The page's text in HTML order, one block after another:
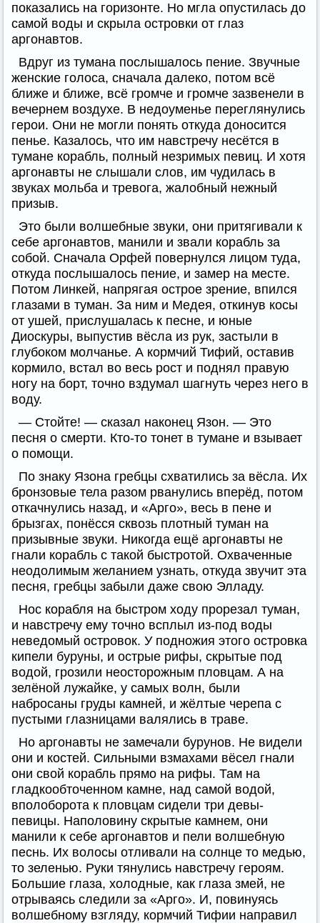
показались на горизонте. Но мгла опустилась до
самой воды и скрыла островки от глаз
аргонавтов.
Вдруг из тумана послышалось пение. Звучные
женские голоса, сначала далеко, потом всё
ближе и ближе, всё громче и громче зазвенели в
вечернем воздухе. В недоуменье переглянулись
герои. Они не могли понять откуда доносится
пенье. Казалось, что им навстречу несётся в
тумане корабль, полный незримых певиц. И хотя
аргонавты не слышали слов, им чудилась в
звуках мольба и тревога, жалобный нежный
призыв.
Это были волшебные звуки, они притягивали к
себе аргонавтов, манили и звали корабль за
собой. Сначала Орфей повернулся лицом туда,
откуда послышалось пение, и замер на месте.
Потом Линкей, напрягая острое зрение, впился
глазами в туман. За ним и Медея, откинув косы
от ушей, прислушалась к песне, и юные
Диоскуры, выпустив вёсла из рук, застыли в
глубоком молчанье. А кормчий Тифий, оставив
кормило, встал во весь рост и поднял правую
ногу на борт, точно вздумал шагнуть через него в
воду.
— Стойте! — сказал наконец Язон. — Это
песня о смерти. Кто-то тонет в тумане и взывает
о помощи.
По знаку Язона гребцы схватились за вёсла. Их
бронзовые тела разом рванулись вперёд, потом
откачнулись назад, и «Арго», весь в пене и
брызгах, понёсся сквозь плотный туман на
призывные звуки. Никогда ещё аргонавты не
гнали корабль с такой быстротой. Охваченные
неодолимым желанием узнать, откуда звучит эта
песня, гребцы забыли даже свою Элладу.
Нос корабля на быстром ходу прорезал туман,
и навстречу ему точно всплыл из-под воды
неведомый островок. У подножия этого островка
кипели буруны, и острые рифы, скрытые под
водой, грозили неосторожным пловцам. А на
зелёной лужайке, у самых волн, были
набросаны груды камней, и жёлтые черепа с
пустыми глазницами валялись в траве.
Но аргонавты не замечали бурунов. Не видели
они и костей. Сильными взмахами вёсел гнали
они свой корабль прямо на рифы. Там на
гладкообточенном камне, над самой водой,
вполоборота к пловцам сидели три девы-
певицы. Наполовину скрытые камнем, они
манили к себе аргонавтов и пели волшебную
песнь. Их волосы отливали на солнце то медью,
то зеленью. Руки тянулись навстречу героям.
Большие глаза, холодные, как глаза змей, не
отрываясь следили за «Арго». И, повинуясь
волшебному взгляду, кормчий Тифии направил